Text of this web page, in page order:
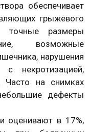
обеспечивает
грыжевого
точные размеры
возможные
нарушения
некротизацией,
Часто на снимках
дефекты
оценивают в 17%,